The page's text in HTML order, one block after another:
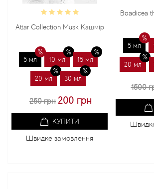
Attar Collection Musk Кашмір
5 мл 10 мл 15 мл
20 мл 30 мл
250 грн 200 грн
КУПИТИ
Швидке замовлення
Boadicea
5 мл
20 мл
1500